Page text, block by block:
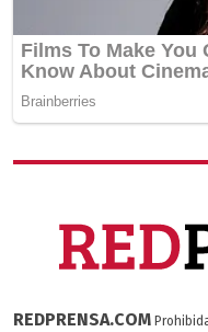
REDPRENSA.COM